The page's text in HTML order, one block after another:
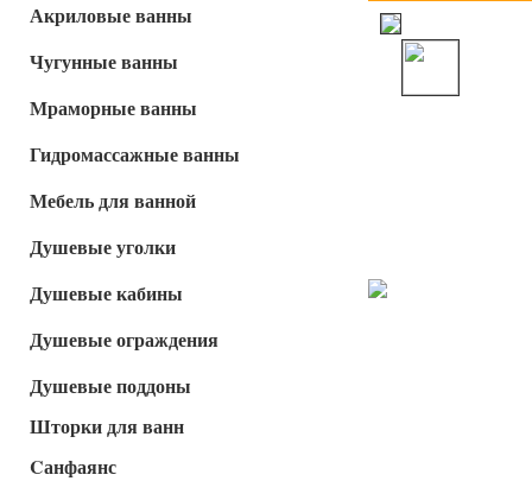
Акриловые ванны
Чугунные ванны
Мраморные ванны
Гидромассажные ванны
Мебель для ванной
Душевые уголки
Душевые кабины
Душевые ограждения
Душевые поддоны
Шторки для ванн
Cанфаянс